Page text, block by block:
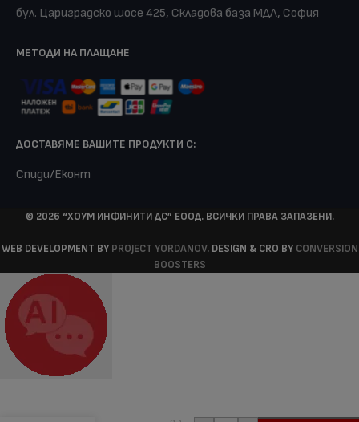
бул. Цариградско шосе 425, Складова база МДЛ, София
МЕТОДИ НА ПЛАЩАНЕ
ДОСТАВЯМЕ ВАШИТЕ ПРОДУКТИ С:
Спиди/Еконт
© 2026 “ХОУМ ИНФИНИТИ ДС” ЕООД. ВСИЧКИ ПРАВА ЗАПАЗЕНИ.
WEB DEVELOPMENT BY PROJECT YORDANOV. DESIGN & CRO BY CONVERSION
BOOSTERS